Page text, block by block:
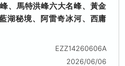
、馬特洪峰六大名峰、黃金
湖秘境、阿雷奇冰河、西庸
EZZ14260606A
2026/06/06